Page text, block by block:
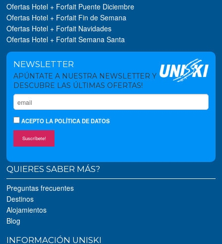
Ofertas Hotel + Forfait Puente Diciembre
Ofertas Hotel + Forfait Fin de Semana
Ofertas Hotel + Forfait Navidades
Ofertas Hotel + Forfait Semana Santa
NEWSLETTER
APÚNTATE A NUESTRA NEWSLETTER Y
DESCUBRE LAS ÚLTIMAS OFERTAS!
ACEPTOLA POLÍTICA DE DATOS
Suscríbete!
QUIERES SABER MÁS?
Preguntas frecuentes
Destinos
Alojamientos
Blog
INFORMACIÓN UNISKI